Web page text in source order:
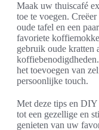
Maak uw thuiscafé
toe te voegen.
oude tafel en een
favoriete
gebruik oude kratten
het toevoegen van
persoonlijke touch.
Met deze tips en
tot een gezellige en
genieten van uw